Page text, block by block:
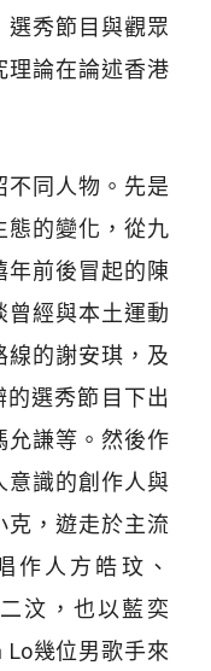
選秀節目與觀眾
理論在論述香港
不同人物。先是
態的變化，從九
年前後冒起的陳
曾經與本土運動
線的謝安琪，及
的選秀節目下出
允謙等。然後作
意識的創作人與
克，遊走於主流
作人方皓玟、
汶，也以藍奕
幾位男歌手來